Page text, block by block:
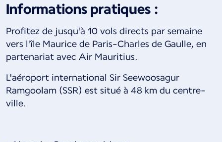
Informations pratiques :
Profitez de jusqu'à 10 vols directs par semaine
vers l'île Maurice de Paris-Charles de Gaulle, en
partenariat avec Air Mauritius.
L'aéroport international Sir Seewoosagur
Ramgoolam (SSR) est situé à 48 km du centre-
ville.